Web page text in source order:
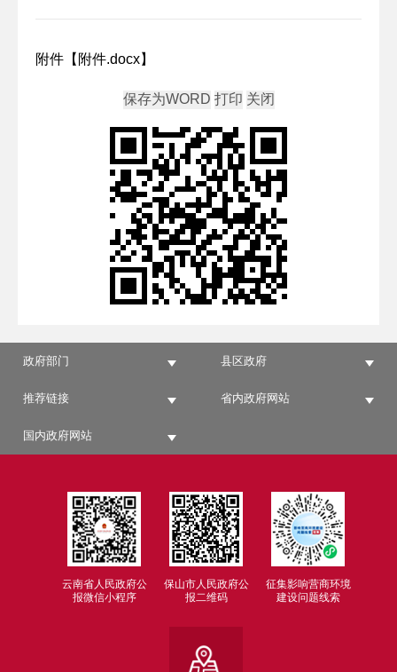
附件【 附件.docx】
政府部门 县区政府
推荐链接 省内政府网站
国内政府网站
云南省人民政府公
报微信小程序
保山市人民政府公
报二维码
征集影响营商环境
建设问题线索